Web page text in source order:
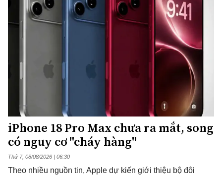
iPhone 18 Pro Max chưa ra mắt, song
có nguy cơ "cháy hàng"
Thứ 7, 08/08/2026 | 06:30
Theo nhiều nguồn tin, Apple dự kiến giới thiệu bộ đôi